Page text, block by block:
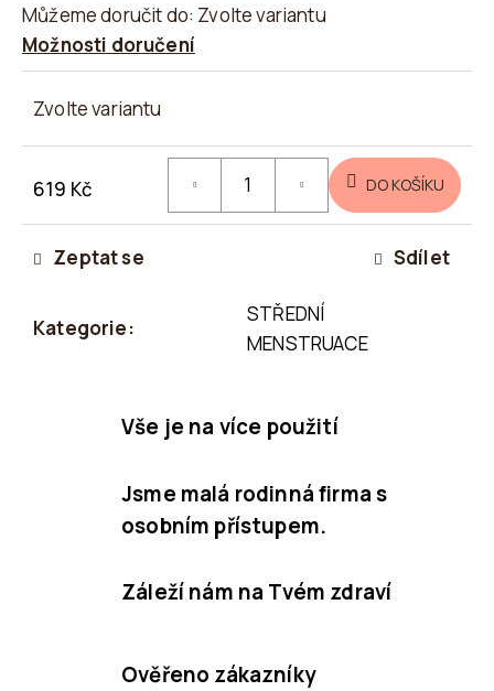
Můžeme doručit do: Zvolte variantu
Možnosti doručení
Zvolte variantu
619 Kč
Měrná
cena:
DO KOŠÍKU
Kategorie:
STŘEDNÍ
MENSTRUACE
Zeptat se Sdílet
Vše je na více použití
Jsme malá rodinná firma s
osobním přístupem.
Záleží nám na Tvém zdraví
Ověřeno zákazníky